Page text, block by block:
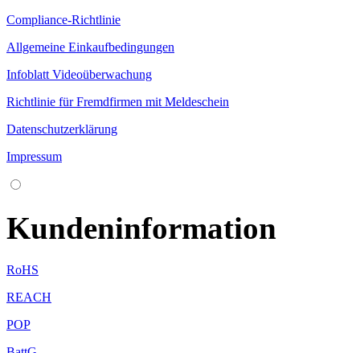
Compliance-Richtlinie
Allgemeine Einkaufbedingungen
Infoblatt Videoüberwachung
Richtlinie für Fremdfirmen mit Meldeschein
Datenschutzerklärung
Impressum
Kundeninformation
RoHS
REACH
POP